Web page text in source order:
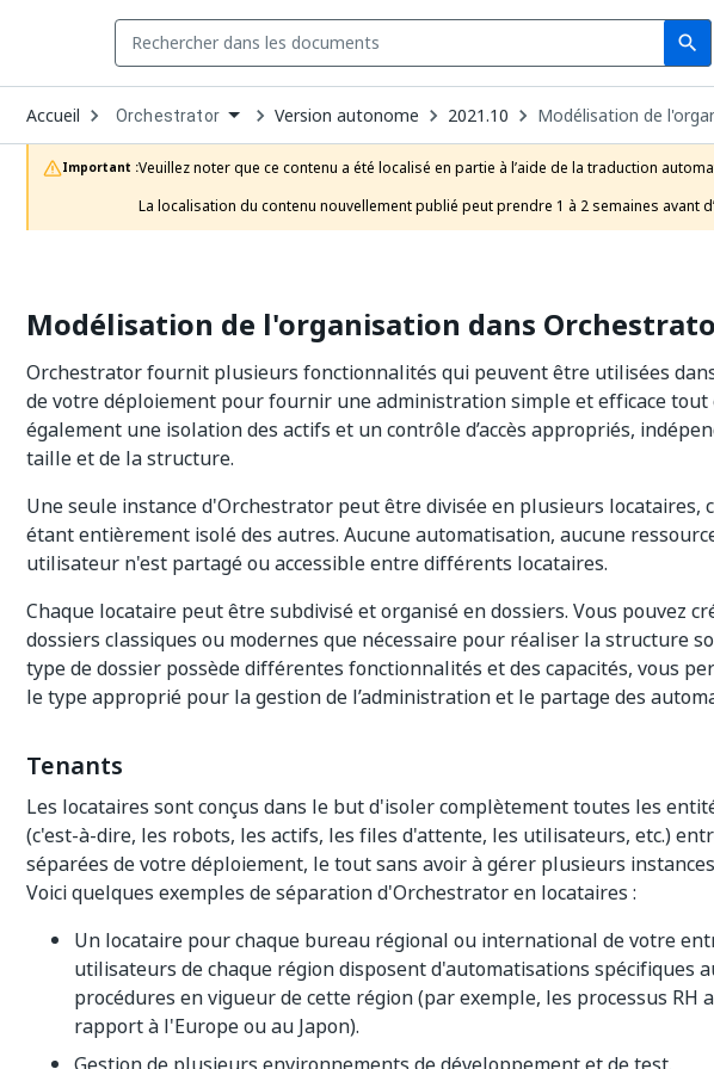
search
Search
Accueil Open
Dropdown
to
choose
product
Orchestrator Version autonome 2021.10 Modélisation de
Important :Veuillez noter que ce contenu a été localisé en partie à l’aide de la traduction
La localisation du contenu nouvellement publié peut prendre 1 à 2 semaines avant
Modélisation de l'organisation dans
Orchestrator fournit plusieurs fonctionnalités qui peuvent être utilisées
de votre déploiement pour fournir une administration simple et efficace
également une isolation des actifs et un contrôle d’accès appropriés,
taille et de la structure.
Une seule instance d'Orchestrator peut être divisée en plusieurs locataires,
étant entièrement isolé des autres. Aucune automatisation, aucune
utilisateur n'est partagé ou accessible entre différents locataires.
Chaque locataire peut être subdivisé et organisé en dossiers. Vous pouvez
dossiers classiques ou modernes que nécessaire pour réaliser la structure
type de dossier possède différentes fonctionnalités et des capacités, vous
le type approprié pour la gestion de l’administration et le partage des
Tenants
Les locataires sont conçus dans le but d'isoler complètement toutes les
(c'est-à-dire, les robots, les actifs, les files d'attente, les utilisateurs, etc.)
séparées de votre déploiement, le tout sans avoir à gérer plusieurs
Voici quelques exemples de séparation d'Orchestrator en locataires :
Un locataire pour chaque bureau régional ou international de votre
utilisateurs de chaque région disposent d'automatisations spécifiques
procédures en vigueur de cette région (par exemple, les processus RH
rapport à l'Europe ou au Japon).